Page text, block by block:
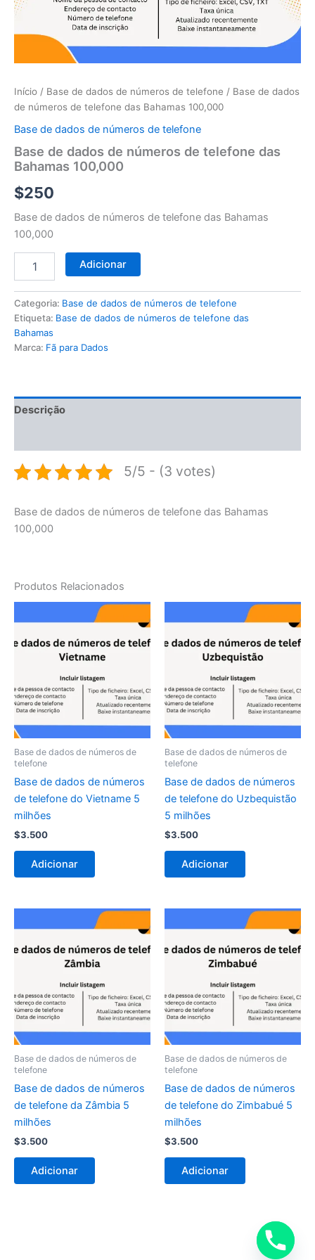
Início / Base de dados de números de telefone / Base de dados
de números de telefone das Bahamas 100,000
Base de dados de números de telefone
Base de dados de números de telefone das
Bahamas 100,000
$250
Base de dados de números de telefone das Bahamas
100,000
telefone
Bahamas
Adicionar
Categoria: Base de dados de números de telefone
Etiqueta: Base de dados de números de telefone das
Bahamas
Marca: Fã para Dados
Descrição
5/5 - (3 votes)
Base de dados de números de telefone das Bahamas
100,000
Produtos Relacionados
Base de dados de números de
telefone
Base de dados de números
de telefone do Vietname 5
milhões
$3.500
Adicionar
Base de dados de números de
telefone
Base de dados de números
de telefone do Uzbequistão
5 milhões
$3.500
Adicionar
Base de dados de números de
telefone
Base de dados de números
de telefone da Zâmbia 5
milhões
$3.500
Adicionar
Base de dados de números de
telefone
Base de dados de números
de telefone do Zimbabué 5
milhões
$3.500
Adicionar